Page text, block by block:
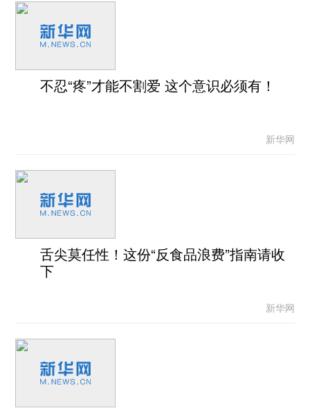
不忍“疼”才能不割爱 这个意识必须有！
新华网
舌尖莫任性！这份“反食品浪费”指南请收
下
新华网